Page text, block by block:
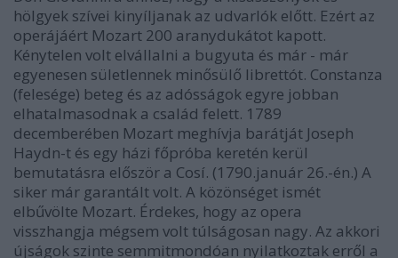
hölgyek szívei kinyíljanak az udvarlók előtt. Ezért az
operájáért Mozart 200 aranydukátot kapott.
Kénytelen volt elvállalni a bugyuta és már - már
egyenesen sületlennek minősülő librettót. Constanza
(felesége) beteg és az adósságok egyre jobban
elhatalmasodnak a család felett. 1789
decemberében Mozart meghívja barátját Joseph
Haydn-t és egy házi főpróba keretén kerül
bemutatásra először a Cosí. (1790.január 26.-én.) A
siker már garantált volt. A közönséget ismét
elbűvölte Mozart. Érdekes, hogy az opera
visszhangja mégsem volt túlságosan nagy. Az akkori
újságok szinte semmitmondóan nyilatkoztak erről a